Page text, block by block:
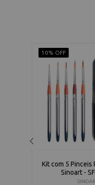
10% OFF
Kit com 5 Pinceis
Sinoart -